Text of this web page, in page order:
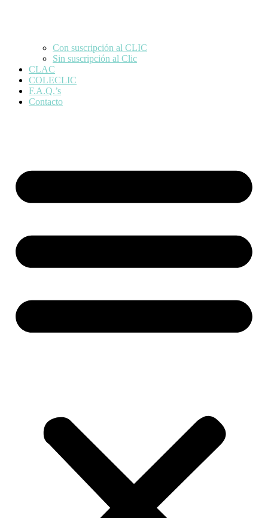
Con suscripción al CLIC
Sin suscripción al Clic
CLAC
COLECLIC
F.A.Q.’s
Contacto